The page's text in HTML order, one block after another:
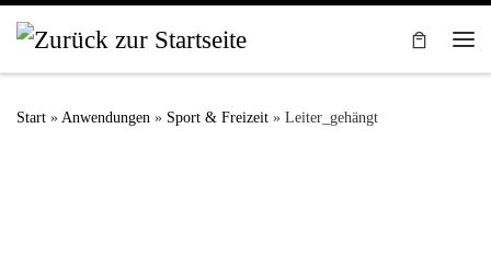
Zum Inhalt springen
Start » Anwendungen » Sport & Freizeit » Leiter_gehängt